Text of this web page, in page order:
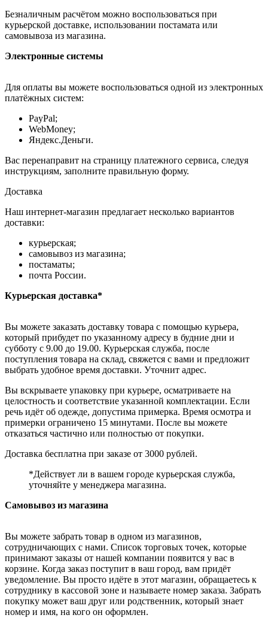
Безналичным расчётом можно воспользоваться при
курьерской доставке, использовании постамата или
самовывоза из магазина.
Электронные системы
Для оплаты вы можете воспользоваться одной из электронных
платёжных систем:
PayPal;
WebMoney;
Яндекс.Деньги.
Вас перенаправит на страницу платежного сервиса, следуя
инструкциям, заполните правильную форму.
Доставка
Наш интернет-магазин предлагает несколько вариантов
доставки:
курьерская;
самовывоз из магазина;
постаматы;
почта России.
Курьерская доставка*
Вы можете заказать доставку товара с помощью курьера,
который прибудет по указанному адресу в будние дни и
субботу с 9.00 до 19.00. Курьерская служба, после
поступления товара на склад, свяжется с вами и предложит
выбрать удобное время доставки. Уточнит адрес.
Вы вскрываете упаковку при курьере, осматриваете на
целостность и соответствие указанной комплектации. Если
речь идёт об одежде, допустима примерка. Время осмотра и
примерки ограничено 15 минутами. После вы можете
отказаться частично или полностью от покупки.
Доставка бесплатна при заказе от 3000 рублей.
*Действует ли в вашем городе курьерская служба,
уточняйте у менеджера магазина.
Самовывоз из магазина
Вы можете забрать товар в одном из магазинов,
сотрудничающих с нами. Список торговых точек, которые
принимают заказы от нашей компании появится у вас в
корзине. Когда заказ поступит в ваш город, вам придёт
уведомление. Вы просто идёте в этот магазин, обращаетесь к
сотруднику в кассовой зоне и называете номер заказа. Забрать
покупку может ваш друг или родственник, который знает
номер и имя, на кого он оформлен.